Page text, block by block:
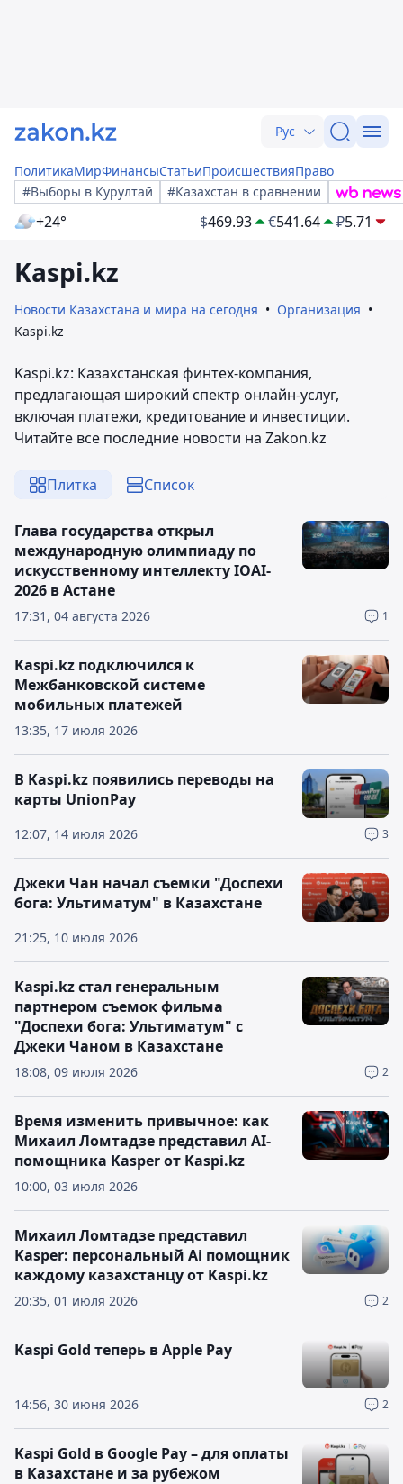
Рус
ПолитикаМирФинансыСтатьиПроисшествияПраво
#Выборы в Курултай
#Казахстан в сравнении
+24° $469.93 €541.64 ₽5.71
Kaspi.kz
Новости Казахстана и мира на сегодня
Организация
Kaspi.kz
Kaspi.kz: Казахстанская финтех-компания,
предлагающая широкий спектр онлайн-услуг,
включая платежи, кредитование и инвестиции.
Читайте все последние новости на Zakon.kz
Плитка Список
17:31, 04 августа 2026 1
Глава государства открыл
международную олимпиаду по
искусственному интеллекту IOAI-
2026 в Астане
13:35, 17 июля 2026
Kaspi.kz подключился к
Межбанковской системе
мобильных платежей
12:07, 14 июля 2026 3
В Kaspi.kz появились переводы на
карты UnionPay
21:25, 10 июля 2026
Джеки Чан начал съемки "Доспехи
бога: Ультиматум" в Казахстане
18:08, 09 июля 2026 2
Kaspi.kz стал генеральным
партнером съемок фильма
"Доспехи бога: Ультиматум" с
Джеки Чаном в Казахстане
10:00, 03 июля 2026
Время изменить привычное: как
Михаил Ломтадзе представил AI-
помощника Kasper от Kaspi.kz
20:35, 01 июля 2026 2
Михаил Ломтадзе представил
Kasper: персональный Ai помощник
каждому казахстанцу от Kaspi.kz
14:56, 30 июня 2026 2
Kaspi Gold теперь в Apple Pay
Kaspi Gold в Google Pay – для оплаты
в Казахстане и за рубежом